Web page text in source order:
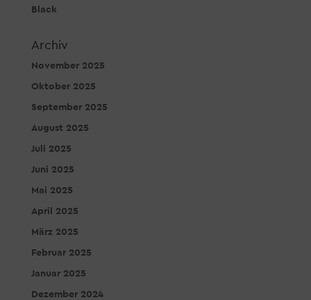
Black
Archiv
November 2025
Oktober 2025
September 2025
August 2025
Juli 2025
Juni 2025
Mai 2025
April 2025
März 2025
Februar 2025
Januar 2025
Dezember 2024